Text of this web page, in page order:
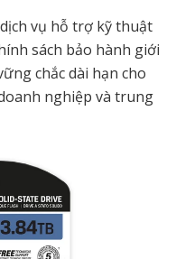
vụ hỗ trợ kỹ thuật
sách bảo hành giới
chắc dài hạn cho
nghiệp và trung